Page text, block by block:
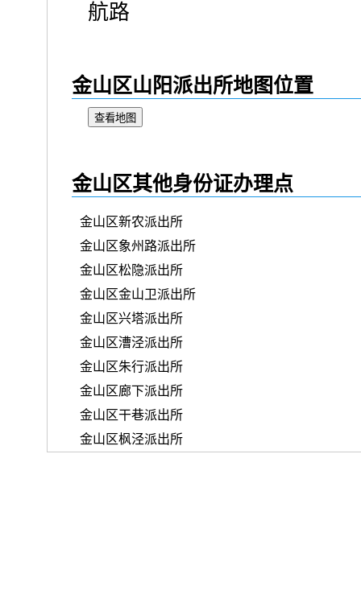
航路
金山区山阳派出所地图位置
查看地图
金山区其他身份证办理点
金山区新农派出所
金山区象州路派出所
金山区松隐派出所
金山区金山卫派出所
金山区兴塔派出所
金山区漕泾派出所
金山区朱行派出所
金山区廊下派出所
金山区干巷派出所
金山区枫泾派出所